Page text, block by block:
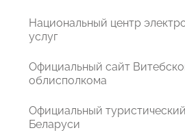
Национальный центр
услуг
Официальный сайт
облисполкома
Официальный
Беларуси